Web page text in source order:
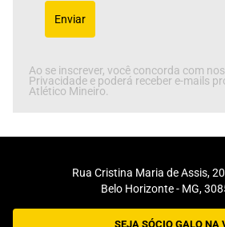
Enviar
Ao se inscrever, você concorda com
Privacidade e poderá receber e-mails
Atlético Mineiro.
Rua Cristina Maria de Assis,
Belo Horizonte - MG,
SEJA SÓCIO GALO NA